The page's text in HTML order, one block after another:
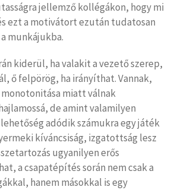
jellemző kollégákon, hogy mi
ezt a motivátort ezután tudatosan
munkájukba.
kiderül, ha valakit a vezető szerep,
ő felpörög, ha irányíthat. Vannak,
miatt válnak
de amint valamilyen
adódik számukra egy játék
kíváncsiság, izgatottság lesz
ugyanilyen erős
a csapatépítés során nem csak a
hanem másokkal is egy